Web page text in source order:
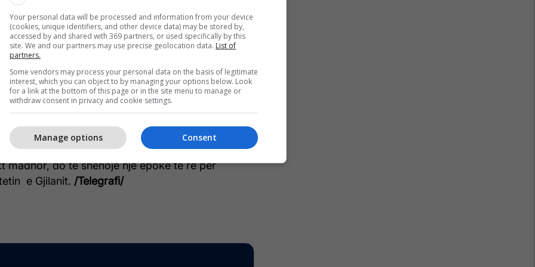
në një qendër moderne dhe funksionale
tha Hyseni.
tregoi se objekti i vjetër do të rrënohet dhe do
i rëndësishëm për udhtarët dhe
e të huaj, ku do të kenë kushte e shërbime
madhor, do të shënojë një epokë të re për
e Gjilanit. /Telegrafi/
Your personal data will be processed and information from your device
(cookies, unique identifiers, and other device data) may be stored by,
accessed by and shared with 369 partners, or used specifically by this
site. We and our partners may use precise geolocation data. List of
partners.
Some vendors may process your personal data on the basis of legitimate
interest, which you can object to by managing your options below. Look
for a link at the bottom of this page or in the site menu to manage or
withdraw consent in privacy and cookie settings.
Consent
Manage options